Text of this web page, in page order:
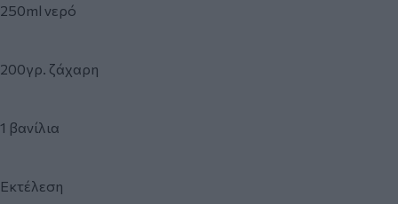
250ml νερό
200γρ. ζάχαρη
1 βανίλια
Εκτέλεση